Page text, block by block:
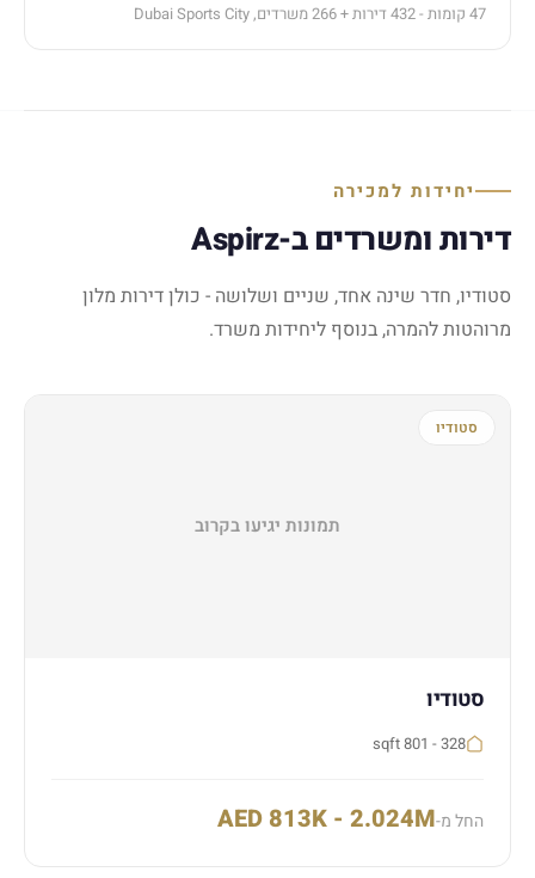
47 קומות - 432 דירות + 266 משרדים, Dubai Sports City
יחידות למכירה
דירות ומשרדים ב-Aspirz
סטודיו, חדר שינה אחד, שניים ושלושה - כולן דירות מלון
מרוהטות להמרה, בנוסף ליחידות משרד.
תמונות יגיעו בקרוב
סטודיו
סטודיו
328 - 801 sqft
החל מ-AED 813K - 2.024M